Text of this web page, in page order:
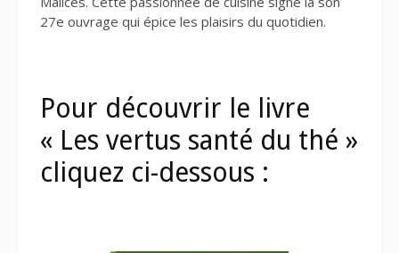
27e ouvrage qui épice les plaisirs du quotidien.
Pour découvrir le livre
« Les vertus santé du thé »
cliquez ci-dessous :